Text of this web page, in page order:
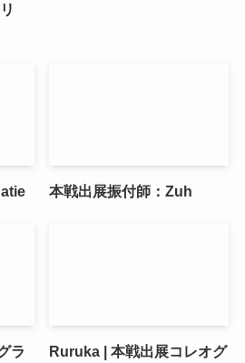
本戦出展振付師：Zuh
ラ
Ruruka | 本戦出展コレオグ